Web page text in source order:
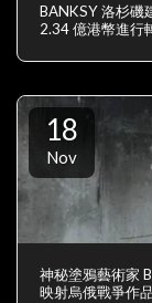
BANKSY 洛杉磯
2.34 億港幣進行
18
Nov
神秘塗鴉藝術家
映射烏俄戰爭作品